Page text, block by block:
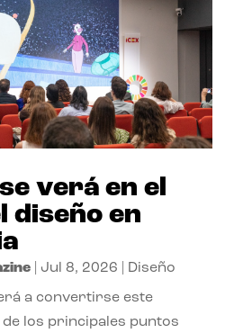
verá en el
diseño en
| Jul 8, 2026 Diseño
a convertirse este
los principales puntos